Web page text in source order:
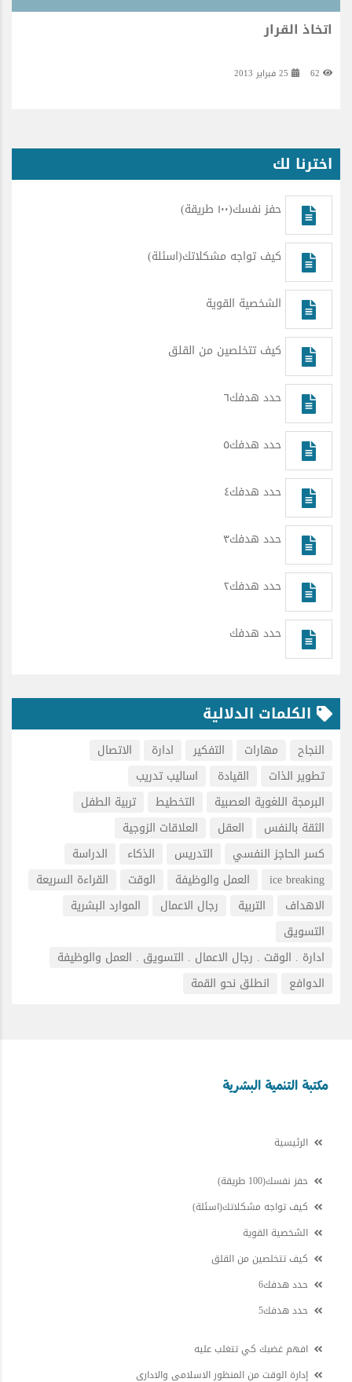
اتخاذ القرار
اخترنا لك
حفز نفسك(١٠٠ طريقة)
كيف تواجه مشكلاتك(اسئلة)
الشخصية القوية
كيف تتخلصين من القلق
حدد هدفك٦
حدد هدفك٥
حدد هدفك٤
حدد هدفك٣
حدد هدفك٢
حدد هدفك
الكلمات الدلالية
النجاح مهارات التفكير ادارة
الاتصال
تطوير الذات
القيادة
اساليب تدريب
البرمجة اللغوية العصبية
التخطيط
تربية الطفل
الثقة بالنفس
العقل
العلاقات الزوجية
كسر الحاجز النفسي
التدريس الذكاء
الدراسة
ice breaking
العمل والوظيفة الوقت
القراءة السريعة
الاهداف
التربية رجال الاعمال
الموارد البشرية
التسويق
ادارة . الوقت . رجال الاعمال . التسويق . العمل والوظيفة
الدوافع
انطلق نحو القمة
مكتبة التنمية البشرية
الرئيسية
حفز نفسك(100 طريقة)
كيف تواجه مشكلاتك(اسئلة)
الشخصية القوية
كيف تتخلصين من القلق
حدد هدفك6
حدد هدفك5
افهم غضبك كي تتغلب عليه
إدارة الوقت من المنظور الاسلامى والادارى